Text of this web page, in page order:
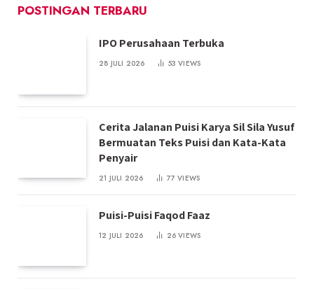
POSTINGAN TERBARU
IPO Perusahaan Terbuka
28 JULI 2026 53VIEWS
Cerita Jalanan Puisi Karya Sil Sila Yusuf
Bermuatan Teks Puisi dan Kata-Kata
Penyair
21 JULI 2026 77VIEWS
Puisi-Puisi Faqod Faaz
12 JULI 2026 26VIEWS